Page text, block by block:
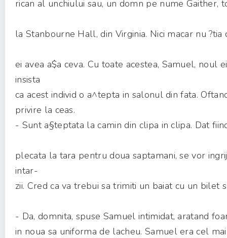
rican al unchiului sau, un domn pe nume Gaither,
la Stanbourne Hall, din Virginia. Nici macar nu ?tia
ei avea a$a ceva. Cu toate acestea, Samuel, noul
insista
ca acest individ o a^tepta in salonul din fata.
privire la ceas.
- Sunt a§teptata la camin din clipa in clipa. Dat
plecata la tara pentru doua saptamani, se vor
intar-
zii. Cred ca va trebui sa trimiti un baiat cu un bilet
- Da, domnita, spuse Samuel intimidat, aratand
in noua sa uniforma de lacheu. Samuel era cel